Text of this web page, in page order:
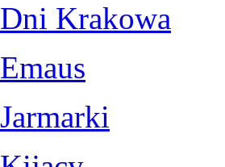
Dni Krakowa
Emaus
Jarmarki